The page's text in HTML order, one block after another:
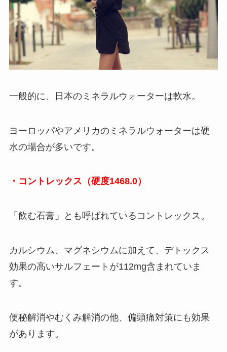
一般的に、日本のミネラルウォーターは軟水。
ヨーロッパやアメリカのミネラルウォーターは硬
水の場合が多いです。
・コントレックス（硬度1468.0）
「飲む石膏」とも呼ばれているコントレックス。
カルシウム、マグネシウムに加えて、デトックス
効果の高いサルフェートが112mg含まれていま
す。
便秘解消やむくみ解消の他、偏頭痛対策にも効果
があります。